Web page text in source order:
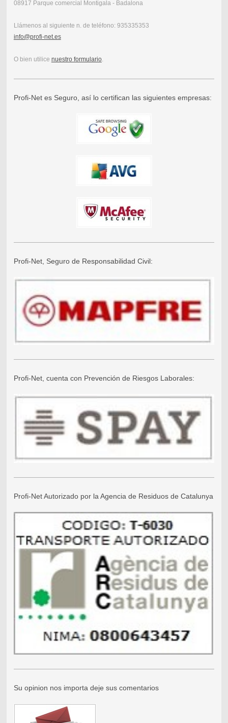
08917 Parque comercial Montigala - Badalona
Llámenos al siguiente n. de teléfono: 935335353
info@profi-net.es
O bien utilice nuestro formulario.
Profi-Net es Seguro, así lo certifican las siguientes empresas:
Profi-Net, Seguro de Responsabilidad Civil:
Profi-Net, cuenta con Prevención de Riesgos Laborales:
Profi-Net Autorizado por la Agencia de Residuos de Catalunya
Su opinion nos importa deje sus comentarios